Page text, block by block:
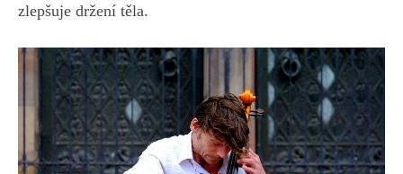
zlepšuje držení těla.